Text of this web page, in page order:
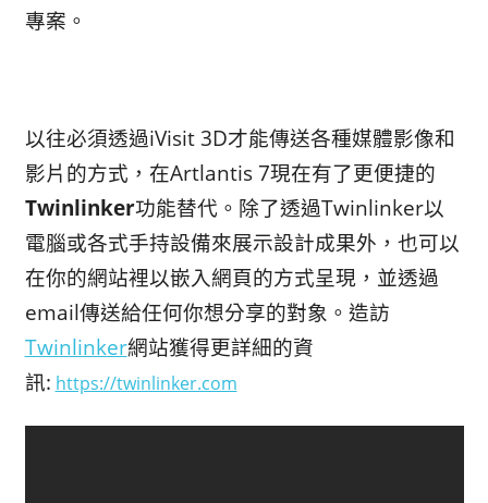
專案。
以往必須透過iVisit 3D才能傳送各種媒體影像和
影片的方式，在Artlantis 7現在有了更便捷的
Twinlinker功能替代。除了透過Twinlinker以
電腦或各式手持設備來展示設計成果外，也可以
在你的網站裡以嵌入網頁的方式呈現，並透過
email傳送給任何你想分享的對象。 造訪
Twinlinker網站獲得更詳細的資
訊: https://twinlinker.com